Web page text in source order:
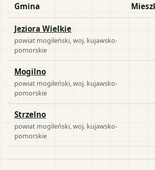
Gmina
Jeziora Wielkie
powiat mogileński , woj. kujawsko-
pomorskie
Mogilno
powiat mogileński , woj. kujawsko-
pomorskie
Strzelno
powiat mogileński , woj. kujawsko-
pomorskie